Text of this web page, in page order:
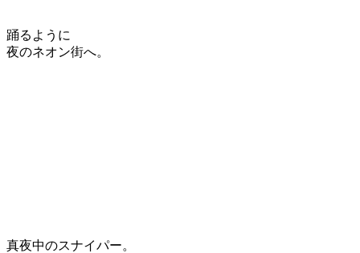
踊るように
夜のネオン街へ。
真夜中のスナイパー。